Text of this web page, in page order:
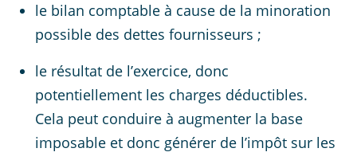
le bilan comptable à cause de la minoration
possible des dettes fournisseurs ;
le résultat de l’exercice, donc
potentiellement les charges déductibles.
Cela peut conduire à augmenter la base
imposable et donc générer de l’impôt sur les